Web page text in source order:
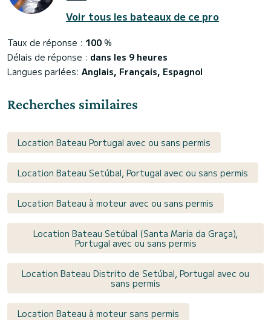
Voir tous les bateaux de ce pro
Taux de réponse : 100 %
Délais de réponse : dans les 9 heures
Langues parlées: Anglais, Français, Espagnol
Recherches similaires
Location Bateau Portugal avec ou sans permis
Location Bateau Setúbal, Portugal avec ou sans permis
Location Bateau à moteur avec ou sans permis
Location Bateau Setúbal (Santa Maria da Graça),
Portugal avec ou sans permis
Location Bateau Distrito de Setúbal, Portugal avec ou
sans permis
Location Bateau à moteur sans permis